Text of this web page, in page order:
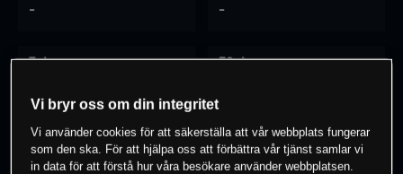
- -
7 dagar 30 dagar
0% av kunderna har en position i detta
Vi bryr oss om din integritet
Vi använder cookies för att säkerställa att vår webbplats fungerar
som den ska. För att hjälpa oss att förbättra vår tjänst samlar vi
in data för att förstå hur våra besökare använder webbplatsen.